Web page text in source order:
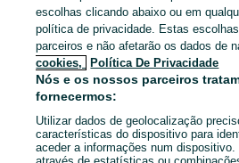
escolhas clicando abaixo ou em
política de privacidade. Estas
parceiros e não afetarão os dados de
cookies,
Política De Privacidade
Nós e os nossos parceiros
fornecermos:
Utilizar dados de geolocalização
características do dispositivo para
aceder a informações num